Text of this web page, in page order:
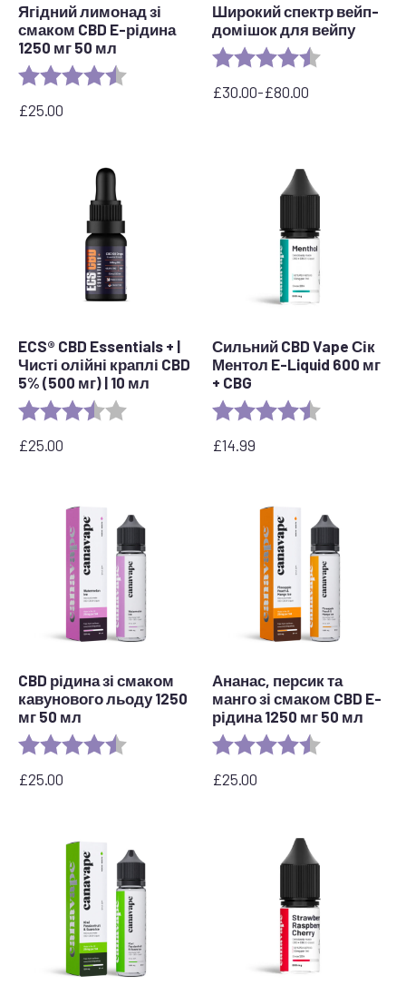
Ягідний лимонад зі
смаком CBD E-рідина
1250 мг 50 мл
Рейтинг: 4.5 out of 5 stars
£25.00
Широкий спектр вейп-
домішок для вейпу
Рейтинг:
£30.00-£80.00
Діапазон
стерлінгів
ECS® CBD Essentials + |
Чисті олійні краплі CBD
5% (500 мг) | 10 мл
Рейтинг: 3.8 out of 5 stars
£25.00
Сильний CBD Vape Сік
Ментол E-Liquid 600 мг
+ CBG
Рейтинг:
£14.99
CBD рідина зі смаком
кавунового льоду 1250
мг 50 мл
Рейтинг: 4.7 out of 5 stars
£25.00
Ананас, персик та
манго зі смаком CBD E-
рідина 1250 мг 50 мл
Рейтинг:
£25.00